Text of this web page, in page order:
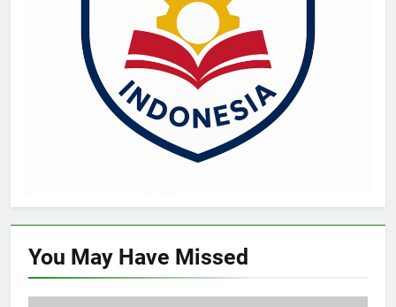
You May Have Missed